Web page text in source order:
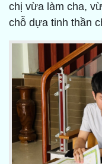
chị vừa làm cha,
chỗ dựa tinh thần